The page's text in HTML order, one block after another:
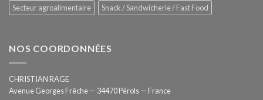
Secteur agroalimentaire
Snack / Sandwicherie / Fast Food
NOS COORDONNÉES
CHRISTIAN RAGE
Avenue Georges Frêche — 34470 Pérols — France